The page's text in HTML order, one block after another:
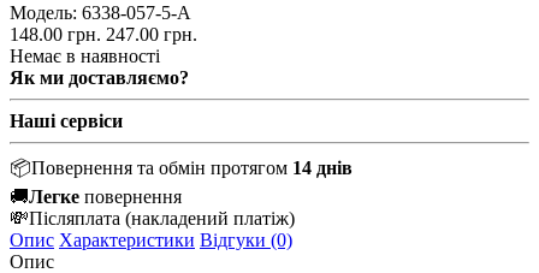
Модель: 6338-057-5-А
148.00 грн. 247.00 грн.
Немає в наявності
Як ми доставляємо?
Наші сервіси
📦Повернення та обмін протягом 14 днів
🚚Легке повернення
💸Післяплата (накладений платіж)
Опис Характеристики Відгуки (0)
Опис